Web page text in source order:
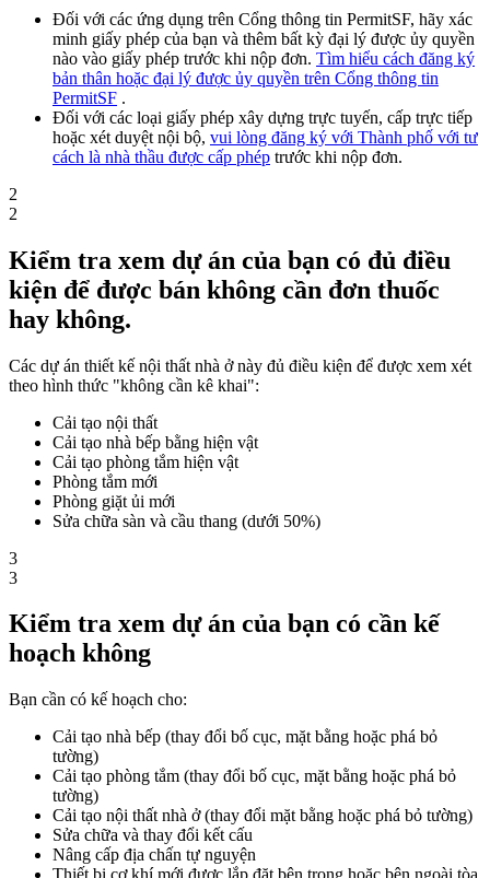
Đối với các ứng dụng trên Cổng thông tin PermitSF, hãy xác
minh giấy phép của bạn và thêm bất kỳ đại lý được ủy quyền
nào vào giấy phép trước khi nộp đơn. Tìm hiểu cách đăng ký
bản thân hoặc đại lý được ủy quyền trên Cổng thông tin
PermitSF .
Đối với các loại giấy phép xây dựng trực tuyến, cấp trực tiếp
hoặc xét duyệt nội bộ, vui lòng đăng ký với Thành phố với tư
cách là nhà thầu được cấp phép trước khi nộp đơn.
2
2
Kiểm tra xem dự án của bạn có đủ điều
kiện để được bán không cần đơn thuốc
hay không.
Các dự án thiết kế nội thất nhà ở này đủ điều kiện để được xem xét
theo hình thức "không cần kê khai":
Cải tạo nội thất
Cải tạo nhà bếp bằng hiện vật
Cải tạo phòng tắm hiện vật
Phòng tắm mới
Phòng giặt ủi mới
Sửa chữa sàn và cầu thang (dưới 50%)
3
3
Kiểm tra xem dự án của bạn có cần kế
hoạch không
Bạn cần có kế hoạch cho:
Cải tạo nhà bếp (thay đổi bố cục, mặt bằng hoặc phá bỏ
tường)
Cải tạo phòng tắm (thay đổi bố cục, mặt bằng hoặc phá bỏ
tường)
Cải tạo nội thất nhà ở (thay đổi mặt bằng hoặc phá bỏ tường)
Sửa chữa và thay đổi kết cấu
Nâng cấp địa chấn tự nguyện